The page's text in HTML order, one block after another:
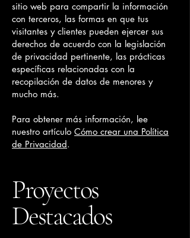
sitio web para compartir la información
con terceros, las formas en que tus
visitantes y clientes pueden ejercer sus
derechos de acuerdo con la legislación
de privacidad pertinente, las prácticas
específicas relacionadas con la
recopilación de datos de menores y
mucho más.
Para obtener más información, lee
nuestro artículo Cómo crear una Política
de Privacidad.
Proyectos
Destacados